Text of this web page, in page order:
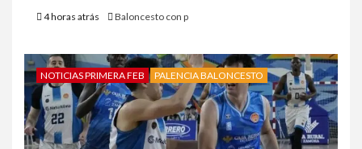
4 horas atrás Baloncesto con p
NOTICIAS PRIMERA FEB PALENCIA BALONCESTO